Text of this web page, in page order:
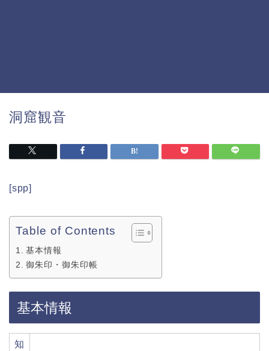
洞窟観音
[spp]
Table of Contents
基本情報
御朱印・御朱印帳
基本情報
知